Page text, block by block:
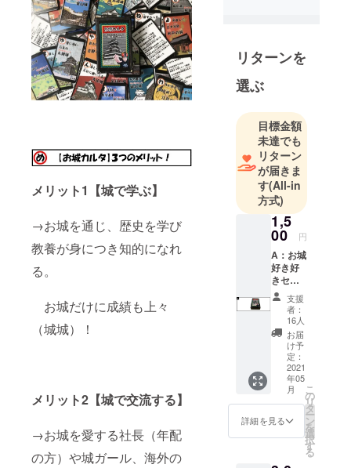
メリット1【城で学ぶ】
→お城を通じ、歴史を学び
教養が身につき知的になれ
る。
お城だけに成績も上々
（城城）！
メリット2【城で交流する】
→お城を愛する社長（年配
の方）や城ガール、海外の
広まる事を
楽しみに
日々過ごし
てます
リターンを
選ぶ
目標金額
未達でも
リターン
が届きま
す(All-in
方式)
1,5
00 円
A：お城
好き好
きセッ
ト
【1,500
円】
①【お
城カル
タ】
（限定
ナンバ
リング
入）ｘ1
個 完成
した城
カルタ
支援
者：
16人
お届
け予
定：
2021
年05
月
詳細を見る
こ
の
リ
タ
ー
ン
を
選
択
す
る